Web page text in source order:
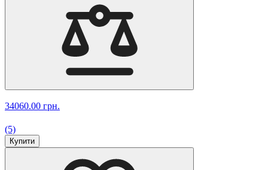
34060.00 грн.
(5)
Купити